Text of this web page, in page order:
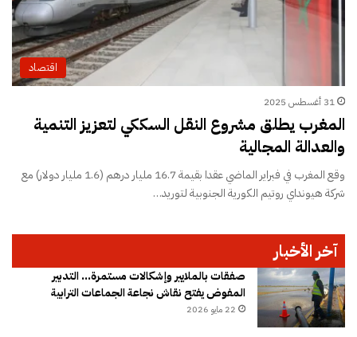
اقتصاد
31 أغسطس 2025
المغرب يطلق مشروع النقل السككي لتعزيز التنمية
والعدالة المجالية
وقع المغرب في فبراير الماضي عقدا بقيمة 16.7 مليار درهم (1.6 مليار دولار) مع
شركة هيونداي روتيم الكورية الجنوبية لتوريد…
آخر الأخبار
صفقات بالملايير وإشكالات مستمرة… التدبير
المفوض يفتح نقاش نجاعة الجماعات الترابية
22 مايو 2026